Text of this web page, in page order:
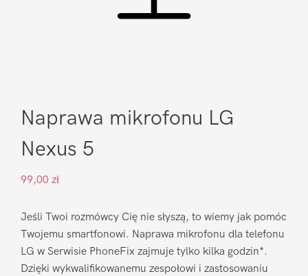
Naprawa mikrofonu LG
Nexus 5
99,00 zł
Jeśli Twoi rozmówcy Cię nie słyszą, to wiemy jak pomóc
Twojemu smartfonowi. Naprawa mikrofonu dla telefonu
LG w Serwisie PhoneFix zajmuje tylko kilka godzin*.
Dzięki wykwalifikowanemu zespołowi i zastosowaniu